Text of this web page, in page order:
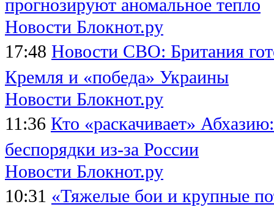
прогнозируют аномальное тепло
Новости Блокнот.ру
17:48 Новости СВО: Британия
Кремля и «победа» Украины
Новости Блокнот.ру
11:36 Кто «раскачивает»
беспорядки из-за России
Новости Блокнот.ру
10:31 «Тяжелые бои и крупные